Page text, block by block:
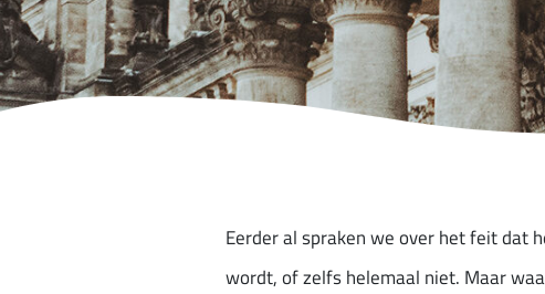
Eerder al spraken we over het feit dat
wordt, of zelfs helemaal niet. Maar